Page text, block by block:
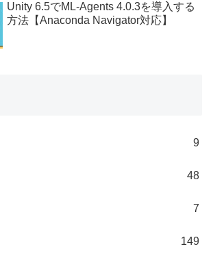
Unity 6.5でML-Agents 4.0.3を導入する
方法【Anaconda Navigator対応】
9
48
7
149